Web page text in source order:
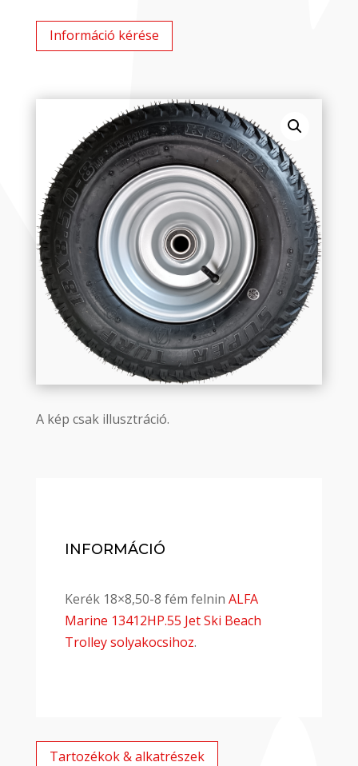
Információ kérése
A kép csak illusztráció.
INFORMÁCIÓ
Kerék 18×8,50-8 fém felnin ALFA
Marine 13412HP.55 Jet Ski Beach
Trolley solyakocsihoz.
Tartozékok & alkatrészek